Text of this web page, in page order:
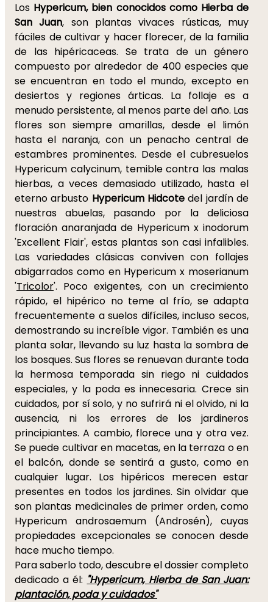
Los Hypericum, bien conocidos como Hierba de
San Juan, son plantas vivaces rústicas, muy
fáciles de cultivar y hacer florecer, de la familia
de las hipéricaceas. Se trata de un género
compuesto por alrededor de 400 especies que
se encuentran en todo el mundo, excepto en
desiertos y regiones árticas. La follaje es a
menudo persistente, al menos parte del año. Las
flores son siempre amarillas, desde el limón
hasta el naranja, con un penacho central de
estambres prominentes. Desde el cubresuelos
Hypericum calycinum, temible contra las malas
hierbas, a veces demasiado utilizado, hasta el
eterno arbusto Hypericum Hidcote del jardín de
nuestras abuelas, pasando por la deliciosa
floración anaranjada de Hypericum x inodorum
'Excellent Flair', estas plantas son casi infalibles.
Las variedades clásicas conviven con follajes
abigarrados como en Hypericum x moserianum
'Tricolor'. Poco exigentes, con un crecimiento
rápido, el hipérico no teme al frío, se adapta
frecuentemente a suelos difíciles, incluso secos,
demostrando su increíble vigor. También es una
planta solar, llevando su luz hasta la sombra de
los bosques. Sus flores se renuevan durante toda
la hermosa temporada sin riego ni cuidados
especiales, y la poda es innecesaria. Crece sin
cuidados, por sí solo, y no sufrirá ni el olvido, ni la
ausencia, ni los errores de los jardineros
principiantes. A cambio, florece una y otra vez.
Se puede cultivar en macetas, en la terraza o en
el balcón, donde se sentirá a gusto, como en
cualquier lugar. Los hipéricos merecen estar
presentes en todos los jardines. Sin olvidar que
son plantas medicinales de primer orden, como
Hypericum androsaemum (Androsén), cuyas
propiedades excepcionales se conocen desde
hace mucho tiempo.
Para saberlo todo, descubre el dossier completo
dedicado a él: "Hypericum, Hierba de San Juan:
plantación, poda y cuidados"